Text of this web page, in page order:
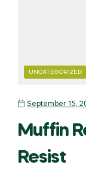
CATEGORIES
UNCATEGORIZED
September 15,
Muffin
Resist